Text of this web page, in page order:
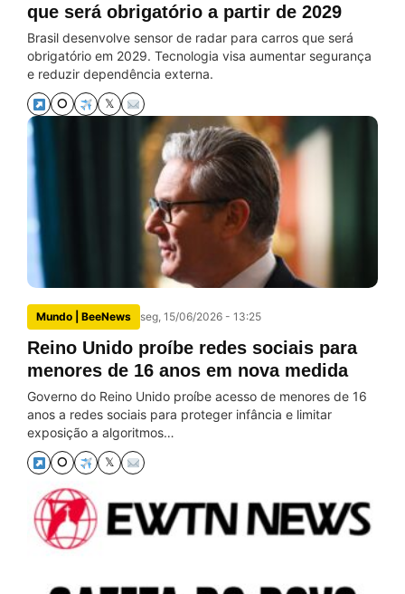
que será obrigatório a partir de 2029
Brasil desenvolve sensor de radar para carros que será
obrigatório em 2029. Tecnologia visa aumentar segurança
e reduzir dependência externa.
⭘ 𝕏
Mundo | BeeNews seg, 15/06/2026 - 13:25
Reino Unido proíbe redes sociais para
menores de 16 anos em nova medida
Governo do Reino Unido proíbe acesso de menores de 16
anos a redes sociais para proteger infância e limitar
exposição a algoritmos…
⭘ 𝕏